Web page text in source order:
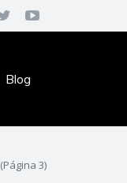
Blog
(Página 3)